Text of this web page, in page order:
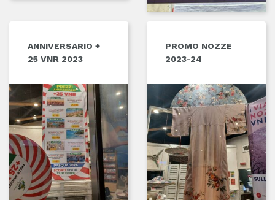
ANNIVERSARIO +
25 VNR 2023
PROMO NOZZE
2023-24